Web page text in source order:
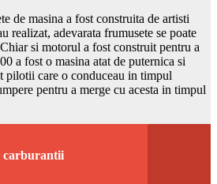
de masina a fost construita de artisti
realizat, adevarata frumusete se poate
si motorul a fost construit pentru a
a fost o masina atat de puternica si
pilotii care o conduceau in timpul
pentru a merge cu acesta in timpul
carburantii